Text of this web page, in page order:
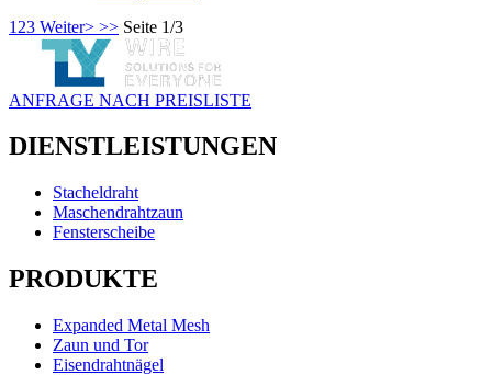
1 23 Weiter> >> Seite 1/3
ANFRAGE NACH PREISLISTE
DIENSTLEISTUNGEN
Stacheldraht
Maschendrahtzaun
Fensterscheibe
PRODUKTE
Expanded Metal Mesh
Zaun und Tor
Eisendrahtnägel